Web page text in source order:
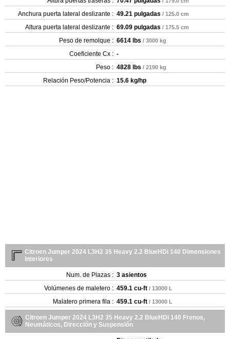
Anchura puerta lateral deslizante : 49.21 pulgadas / 125.0 cm
Altura puerta lateral deslizante : 69.09 pulgadas / 175.5 cm
Peso de remolque : 6614 lbs / 3000 kg
Coeficiente Cx : -
Peso : 4828 lbs / 2190 kg
Relación Peso/Potencia : 15.6 kg/hp
Citroen Jumper 2024 L3H2 35 Heavy 2.2 BlueHDi 140 Dimensiones
interiores
Num. de Plazas : 3 asientos
Volúmenes de maletero : 459.1 cu-ft / 13000 L
Malatero primera fila : 459.1 cu-ft / 13000 L
Citroen Jumper 2024 L3H2 35 Heavy 2.2 BlueHDi 140 Frenos,
Neumáticos, Dirección y Suspensión